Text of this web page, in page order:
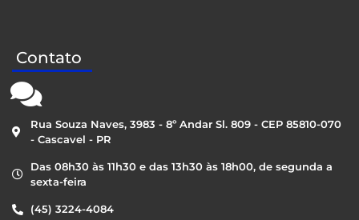
Contato
Rua Souza Naves, 3983 - 8º Andar Sl. 809 - CEP 85810-070
- Cascavel - PR
Das 08h30 às 11h30 e das 13h30 às 18h00, de segunda a
sexta-feira
(45) 3224-4084